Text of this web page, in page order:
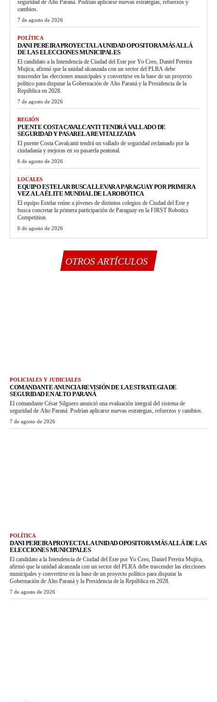
seguridad de Alto Paraná. Podrían aplicarse nuevas estrategias, refuerzos y
cambios.
7 de agosto de 2026
POLÍTICA
DANI PEREIRA PROYECTA LA UNIDAD OPOSITORA MÁS ALLÁ
DE LAS ELECCIONES MUNICIPALES
El candidato a la Intendencia de Ciudad del Este por Yo Creo, Daniel Pereira
Mujica, afirmó que la unidad alcanzada con un sector del PLRA debe
trascender las elecciones municipales y convertirse en la base de un proyecto
político para disputar la Gobernación de Alto Paraná y la Presidencia de la
República en 2028.
7 de agosto de 2026
REGIÓN
PUENTE COSTA CAVALCANTI TENDRÁ VALLADO DE
SEGURIDAD Y PASARELA REVITALIZADA
El puente Costa Cavalcanti tendrá un vallado de seguridad reclamado por la
ciudadanía y mejoras en su pasarela peatonal.
6 de agosto de 2026
LOCALES
EQUIPO ESTELAR BUSCA LLEVAR A PARAGUAY POR PRIMERA
VEZ A LA ÉLITE MUNDIAL DE LA ROBÓTICA
El equipo Estelar reúne a jóvenes de distintos colegios de Ciudad del Este y
busca concretar la primera participación de Paraguay en la FIRST Robotics
Competition.
6 de agosto de 2026
OTROS ARTÍCULOS
POLICIALES Y JUDICIALES
COMANDANTE ANUNCIA REVISIÓN DE LA ESTRATEGIA DE
SEGURIDAD EN ALTO PARANÁ
El comandante César Silguero anunció una evaluación integral del sistema de
seguridad de Alto Paraná. Podrían aplicarse nuevas estrategias, refuerzos y cambios.
7 de agosto de 2026
POLÍTICA
DANI PEREIRA PROYECTA LA UNIDAD OPOSITORA MÁS ALLÁ DE LAS
ELECCIONES MUNICIPALES
El candidato a la Intendencia de Ciudad del Este por Yo Creo, Daniel Pereira Mujica,
afirmó que la unidad alcanzada con un sector del PLRA debe trascender las elecciones
municipales y convertirse en la base de un proyecto político para disputar la
Gobernación de Alto Paraná y la Presidencia de la República en 2028.
7 de agosto de 2026